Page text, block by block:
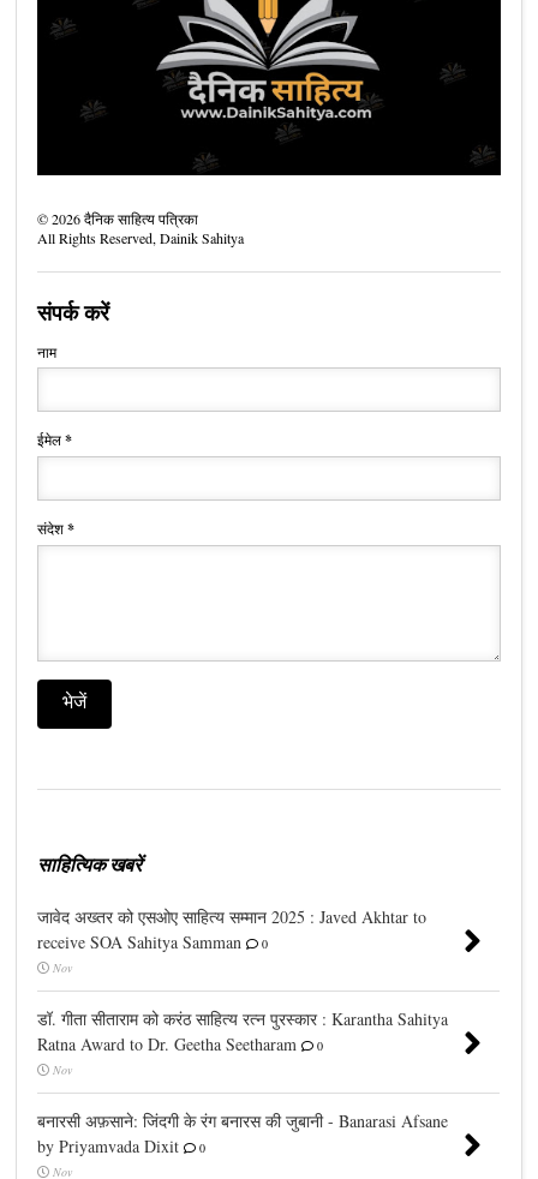
©2026दैनिक साहित्य पत्रिका
All Rights Reserved,Dainik Sahitya
संपर्क करें
नाम
ईमेल*
संदेश*
साहित्यिक खबरें
जावेद अख्तर को एसओए साहित्य सम्मान 2025 : Javed Akhtar to
receive SOA Sahitya Samman
0
Nov
डॉ. गीता सीताराम को करंठ साहित्य रत्न पुरस्कार : Karantha Sahitya
Ratna Award to Dr. Geetha Seetharam
0
Nov
बनारसी अफ़साने: जिंदगी के रंग बनारस की जुबानी - Banarasi Afsane
by Priyamvada Dixit
0
Nov